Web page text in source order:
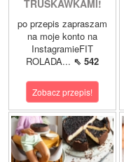
TRUSKAWKAMI!
po przepis zapraszam
na moje konto na
InstagramieFIT
ROLADA... ⇖ 542
Zobacz przepis!